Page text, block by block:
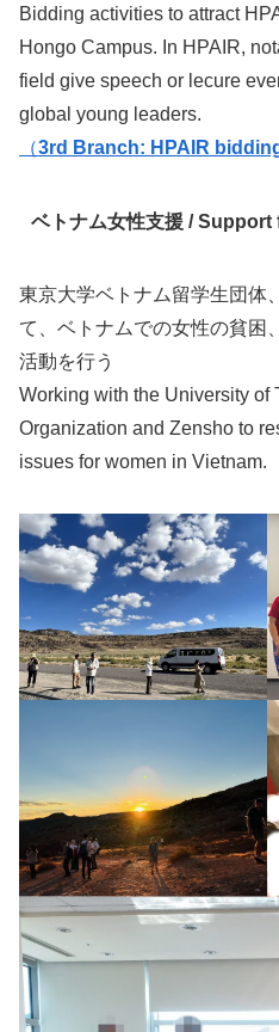
Bidding activities to attract
Hongo Campus. In HPAIR,
field give speech or lecure
global young leaders.
（3rd Branch: HPAIR
ベトナム女性支援 /
東京大学ベトナム留学生団体
て、ベトナムでの女性の貧困
活動を行う
Working with the University of
Organization and Zensho to
issues for women in Vietnam.